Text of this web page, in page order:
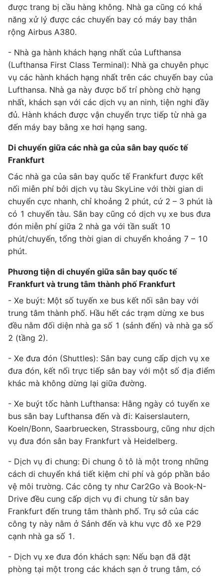
được trang bị cầu hàng không. Nhà ga cũng có khả
năng xử lý được các chuyến bay có máy bay thân
rộng Airbus A380.
- Nhà ga hành khách hạng nhất của Lufthansa
(Lufthansa First Class Terminal): Nhà ga chuyên phục
vụ các hành khách hạng nhất trên các chuyến bay của
Lufthansa. Nhà ga này được bố trí phòng chờ hạng
nhất, khách sạn với các dịch vụ an ninh, tiện nghi đầy
đủ. Hành khách được vận chuyển trực tiếp từ nhà ga
đến máy bay bằng xe hơi hạng sang.
Di chuyển giữa các nhà ga của sân bay quốc tế
Frankfurt
Các nhà ga của sân bay quốc tế Frankfurt được kết
nối miễn phí bởi dịch vụ tàu SkyLine với thời gian di
chuyển cực nhanh, chỉ khoảng 2 phút, cứ 2 – 3 phút là
có 1 chuyến tàu. Sân bay cũng có dịch vụ xe bus đưa
đón miễn phí giữa 2 nhà ga với tần suất 10
phút/chuyến, tổng thời gian di chuyển khoảng 7 – 10
phút.
Phương tiện di chuyển giữa sân bay quốc tế
Frankfurt và trung tâm thành phố Frankfurt
- Xe buýt: Một số tuyến xe bus kết nối sân bay với
trung tâm thành phố. Hầu hết các trạm dừng xe bus
đều nằm đối diện nhà ga số 1 (sảnh đến) và nhà ga số
2 (tầng 2).
- Xe đưa đón (Shuttles): Sân bay cung cấp dịch vụ xe
đưa đón, kết nối trực tiếp sân bay với một số địa điểm
khác mà không dừng lại giữa đường.
- Xe buýt tốc hành Lufthansa: Hằng ngày có tuyến xe
bus sân bay Lufthansa đến và đi: Kaiserslautern,
Koeln/Bonn, Saarbruecken, Strassbourg, cũng như dịch
vụ đưa đón sân bay Frankfurt và Heidelberg.
- Dịch vụ đi chung: Đi chung ô tô là một trong những
cách di chuyển khá tiết kiệm chi phí và góp phần bảo
vệ môi trường. Các công ty như Car2Go và Book-N-
Drive đều cung cấp dịch vụ đi chung từ sân bay
Frankfurt đến trung tâm thành phố. Trụ sở của các
công ty này nằm ở Sảnh đến và khu vực đỗ xe P29
cạnh nhà ga số 1.
- Dịch vụ xe đưa đón khách sạn: Nếu bạn đã đặt
phòng tại một trong các khách sạn ở trung tâm, có